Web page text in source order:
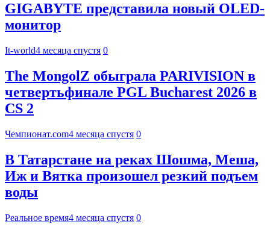
GIGABYTE представила новый OLED-
монитор
It-world4 месяца спустя 0
The MongolZ обыграла PARIVISION в
четвертьфинале PGL Bucharest 2026 в
CS 2
Чемпионат.com4 месяца спустя 0
В Татарстане на реках Шошма, Меша,
Иж и Вятка произошел резкий подъем
воды
Реальное время4 месяца спустя 0